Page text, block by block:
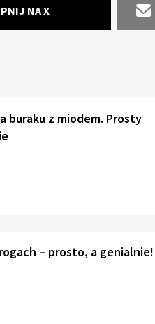
NA X
buraku z miodem. Prosty
– prosto, a genialnie!